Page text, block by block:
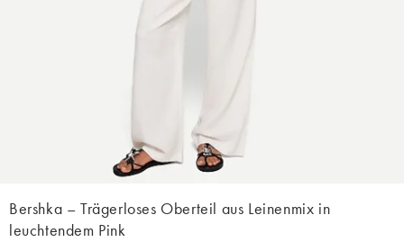
Bershka – Trägerloses Oberteil aus Leinenmix in
leuchtendem Pink